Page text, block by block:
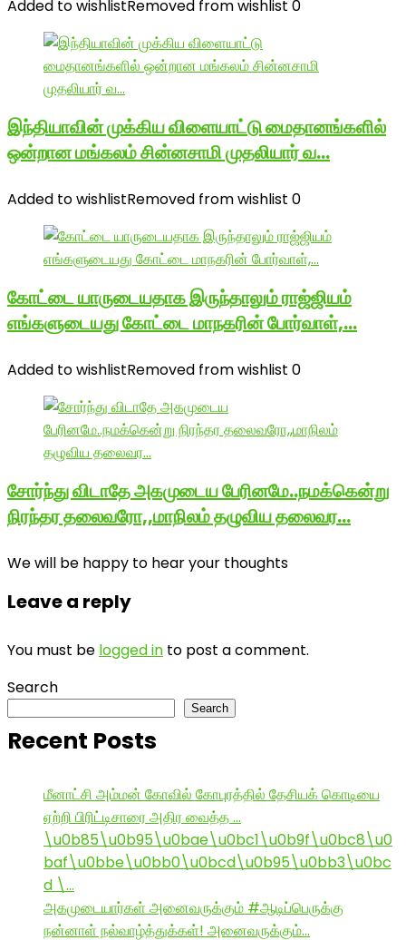
Added to wishlistRemoved from wishlist 0
இந்தியாவின் முக்கிய விளையாட்டு மைதானங்களில்
ஒன்றான மங்கலம் சின்னசாமி முதலியார் வ…
Added to wishlistRemoved from wishlist 0
கோட்டை யாருடையதாக இருந்தாலும் ராஜ்ஜியம்
எங்களுடையது கோட்டை மாநகரின் போர்வாள்,…
Added to wishlistRemoved from wishlist 0
சோர்ந்து விடாதே அகமுடைய பேரினமே..நமக்கென்று
நிரந்தர தலைவரோ,,மாநிலம் தழுவிய தலைவர…
We will be happy to hear your thoughts
Leave a reply
You must be logged in to post a comment.
Search
Search
Recent Posts
மீனாட்சி அம்மன் கோவில் கோபுரத்தில் தேசியக் கொடியை
ஏற்றி பிரிட்டிசாரை அதிர வைத்த …
\u0b85\u0b95\u0bae\u0bc1\u0b9f\u0bc8\u0
baf\u0bbe\u0bb0\u0bcd\u0b95\u0bb3\u0bc
d \…
அகமுடையார்கள் அனைவருக்கும் #ஆடிப்பெருக்கு
நன்னாள் நல்வாழ்த்துக்கள்! அனைவருக்கும்…